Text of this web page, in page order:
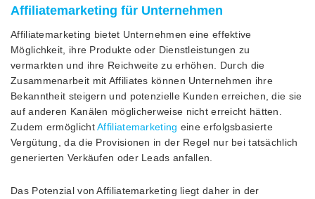
Affiliatemarketing für Unternehmen
Affiliatemarketing bietet Unternehmen eine effektive
Möglichkeit, ihre Produkte oder Dienstleistungen zu
vermarkten und ihre Reichweite zu erhöhen. Durch die
Zusammenarbeit mit Affiliates können Unternehmen ihre
Bekanntheit steigern und potenzielle Kunden erreichen, die sie
auf anderen Kanälen möglicherweise nicht erreicht hätten.
Zudem ermöglichtAffiliatemarketing eine erfolgsbasierte
Vergütung, da die Provisionen in der Regel nur bei tatsächlich
generierten Verkäufen oder Leads anfallen.
Das Potenzial von Affiliatemarketing liegt daher in der